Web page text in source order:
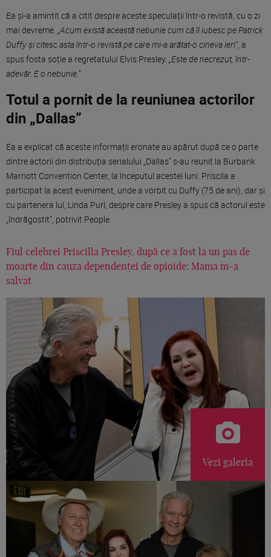
Ea și-a amintit că a citit despre aceste speculații într-o revistă, cu o zi
mai devreme. „Acum există această nebunie cum că îl iubesc pe Patrick
Duffy și citesc asta într-o revistă pe care mi-a arătat-o cineva ieri”, a
spus fosta soție a regretatului Elvis Presley. „Este de necrezut, într-
adevăr. E o nebunie.”
Totul a pornit de la reuniunea actorilor
din „Dallas”
Ea a explicat că aceste informații eronate au apărut după ce o parte
dintre actorii din distribuția serialului „Dallas” s-au reunit la Burbank
Marriott Convention Center, la începutul acestei luni. Priscila a
participat la acest eveniment, unde a vorbit cu Duffy (75 de ani), dar și
cu partenera lui, Linda Purl, despre care Presley a spus că actorul este
„îndrăgostit”, potrivit People.
Fiul celebrei Priscilla Presley, după ce a fost la un pas de
moarte din cauza dependenței de opioide: Mama m-a
salvat
Vezi galeria